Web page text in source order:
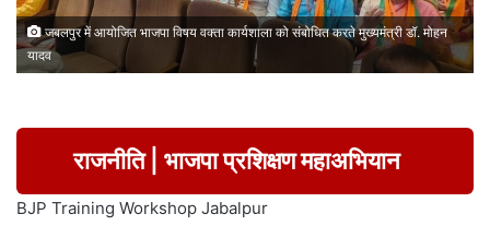
जबलपुर में आयोजित भाजपा विषय वक्ता कार्यशाला को संबोधित करते मुख्यमंत्री डॉ. मोहन
यादव
राजनीति | भाजपा प्रशिक्षण महाअभियान
BJP Training Workshop Jabalpur